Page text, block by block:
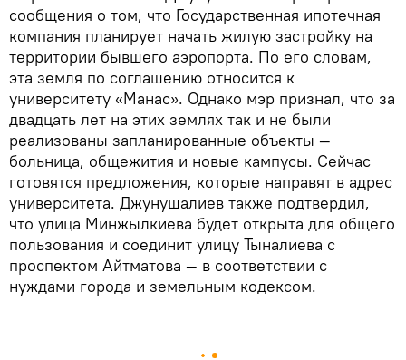
сообщения о том, что Государственная ипотечная
компания планирует начать жилую застройку на
территории бывшего аэропорта. По его словам,
эта земля по соглашению относится к
университету «Манас». Однако мэр признал, что за
двадцать лет на этих землях так и не были
реализованы запланированные объекты —
больница, общежития и новые кампусы. Сейчас
готовятся предложения, которые направят в адрес
университета. Джунушалиев также подтвердил,
что улица Минжылкиева будет открыта для общего
пользования и соединит улицу Тыналиева с
проспектом Айтматова — в соответствии с
нуждами города и земельным кодексом.